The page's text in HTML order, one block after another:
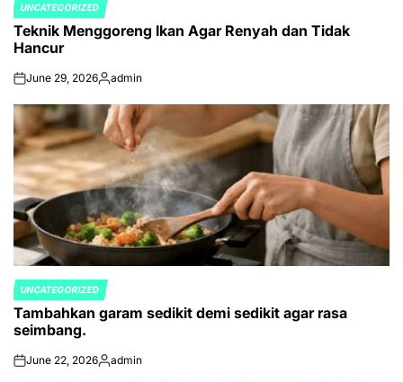
POSTED
IN
UNCATEGORIZED
Teknik Menggoreng Ikan Agar Renyah dan Tidak
Hancur
onJune 29, 2026Posted
admin
POSTED
IN
UNCATEGORIZED
Tambahkan garam sedikit demi sedikit agar rasa
seimbang.
onJune 22, 2026Posted
admin